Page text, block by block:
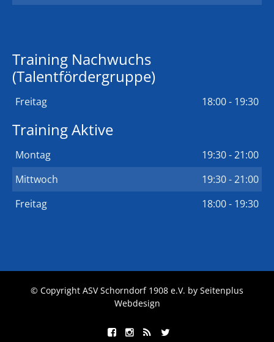
Training Nachwuchs
(Talentfördergruppe)
Freitag 18:00 - 19:30
Training Aktive
Montag
19:30 - 21:00
Mittwoch
19:30 - 21:00
Freitag
18:00 - 19:30
© Copyright ASV Schorndorf 1908 e.V. by Seitenplus
Webdesign